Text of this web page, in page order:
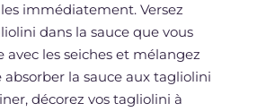
immédiatement. Versez
dans la sauce que vous
avec les seiches et mélangez
la sauce aux tagliolini
décorez vos tagliolini à